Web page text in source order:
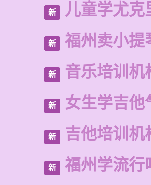
新 儿童学尤克
新 福州卖小提
新 音乐培训机
新 女生学吉他
新 吉他培训机
新 福州学流行